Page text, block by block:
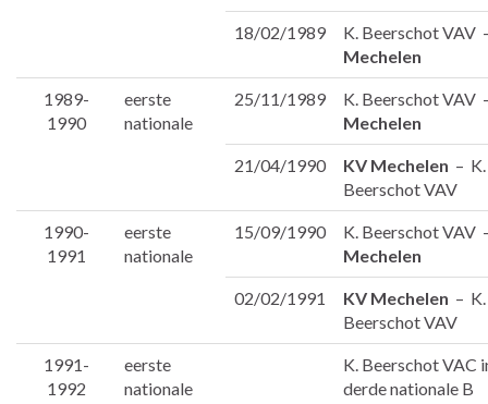
18/02/1989
K. Beerschot VAV
Mechelen
1989-
1990
eerste
nationale
25/11/1989
K. Beerschot VAV
Mechelen
21/04/1990 KV Mechelen – K.
Beerschot VAV
1990-
1991
eerste
nationale
15/09/1990
K. Beerschot VAV
Mechelen
02/02/1991 KV Mechelen – K.
Beerschot VAV
1991-
1992
eerste
nationale
K. Beerschot VAC
derde nationale B